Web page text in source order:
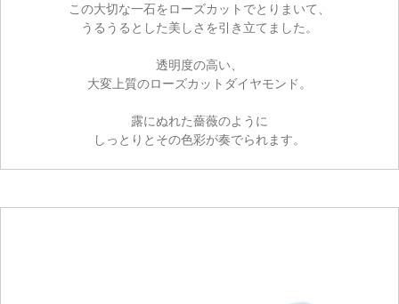
この大切な一石をローズカットでとりまいて、
うるうるとした美しさを引き立てました。
透明度の高い、
大変上質のローズカットダイヤモンド。
露にぬれた薔薇のように
しっとりとその色彩が奏でられます。